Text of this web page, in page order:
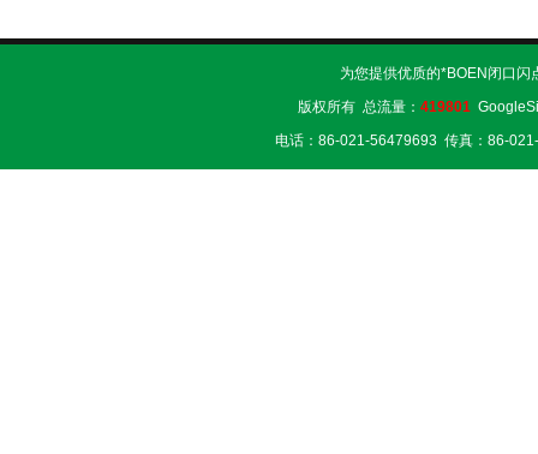
为您提供优质的*BOEN闭口
版权所有 总流量： 419801
电话：86-021-56479693 传真：86-